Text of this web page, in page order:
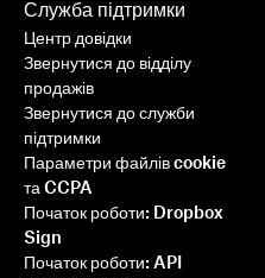
Служба підтримки
Центр довідки
Звернутися до відділу
продажів
Звернутися до служби
підтримки
Параметри файлів cookie
та CCPA
Початок роботи: Dropbox
Sign
Початок роботи: API